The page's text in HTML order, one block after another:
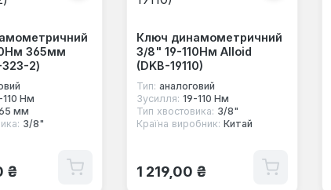
365мм
2)
110 Нм
мм
3/8"
₴
Ключ динамометричний
3/8" 19-110Нм Alloid
(DKB-19110)
Тип: аналоговий
Зусилля: 19-110 Нм
Тип хвостовика: 3/8"
Країна виробник: Китай
Звичайна ціна:
1 219,00 ₴